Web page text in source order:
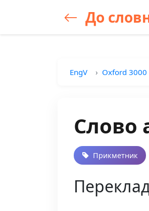
До
EngV Oxford 3000
Слово
Прикметник